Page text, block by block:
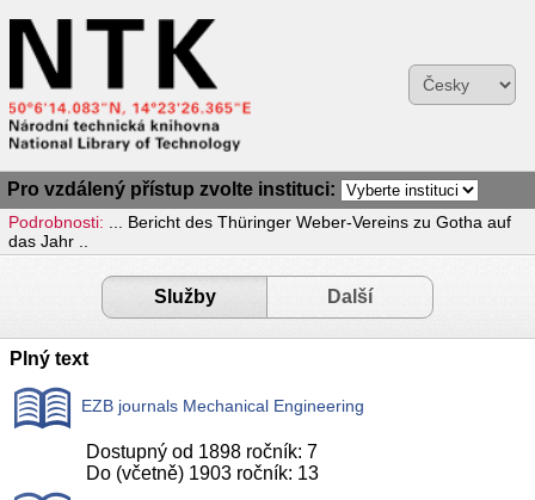
Pro vzdálený přístup zvolte instituci:
Podrobnosti:
... Bericht des Thüringer Weber-Vereins zu Gotha auf
das Jahr ..
Služby Další
Plný text
EZB journals Mechanical Engineering
Dostupný od 1898 ročník: 7
Do (včetně) 1903 ročník: 13